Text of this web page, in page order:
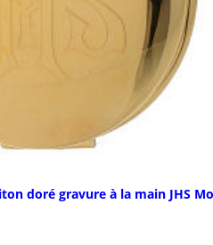
doré gravure à la main JHS